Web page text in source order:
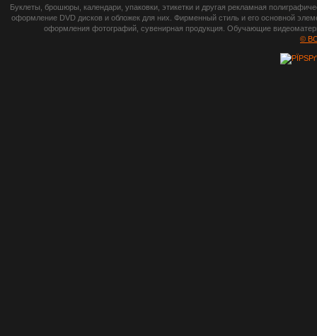
botsetto.ru -
photoshop,
шрифты,
Буклеты, брошюры, календари, упаковки, этикетки и другая рекламная
оформление DVD дисков и обложек для них. Фирменный стиль и его основной
оформления фотографий, сувенирная продукция. Обучающие
©